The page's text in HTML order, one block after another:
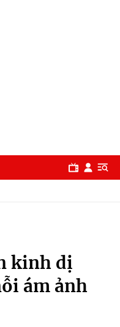
kinh dị
ám ảnh